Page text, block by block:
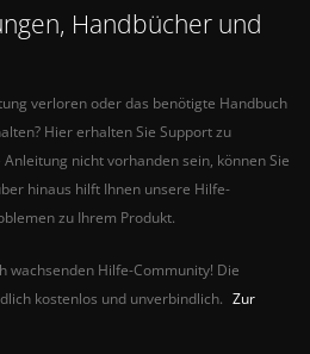
Handbücher und
verloren oder das benötigte Handbuch
Hier erhalten Sie Support zu
nicht vorhanden sein, können Sie
hinaus hilft Ihnen unsere Hilfe-
zu Ihrem Produkt.
wachsenden Hilfe-Community! Die
kostenlos und unverbindlich. Zur